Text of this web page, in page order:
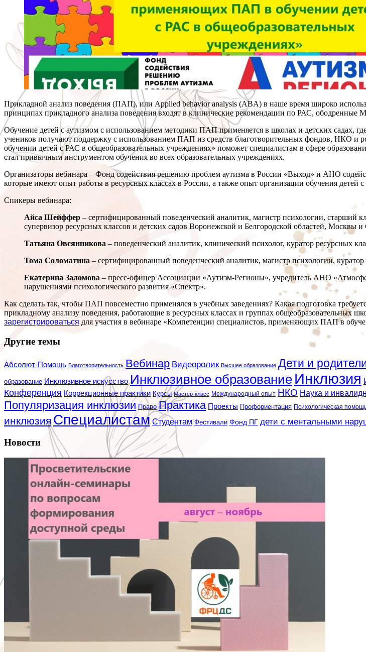
Прикладной анализ поведения (ПАП), или Applied behavior analysis (ABA) в наше время широко
принципах прикладного анализа поведения входят в клинические рекомендации по РАС, ободренные
Обучение детей с аутизмом с использованием методики ПАП применяется в школах и детских садах,
учеников получают поддержку с использованием ПАП из средств благотворительных фондов, НКО
обучении детей с РАС в общеобразовательных учреждениях» поможет специалистам в сфере
стал привычным инструментом обучения во всех образовательных учреждениях.
Организаторы вебинара – Фонд содействия решению проблем аутизма в России «Выход» и АНО
которые имеют опыт работы в ресурсных классах в России, а также опыт организации обучения детей
Спикеры вебинара:
Айса Шейффер– сертифицированный поведенческий аналитик, магистр психологии,
супервизор ресурсных классов и детских садов Воронежской и Белгородской областей, Москвы и
Татьяна Овсянникова – поведенческий аналитик, клинический психолог, куратор ресурсных
Тома Соломатина – сертифицированный поведенческий аналитик, магистр психологии,
Екатерина Заломова – пресс-офицер Ассоциации «Аутизм-Регионы», учредитель АНО
нарушениями психологического развития «Спектр».
Как сделать так, чтобы ПАП повсеместно применялся в учебных заведениях? Какая подготовка
прикладному анализу поведения, работающие в ресурсных классах и группах общеобразовательных
зарегистрироваться для участия в вебинаре «Компетенции специалистов, применяющих ПАП в
Другие темы
Абсолют-Помощь Благотворительность Вебинар Видеоролик Высшее образование Дети и
образование Инклюзивное искусство Инклюзивное образование Инклюзия
Конференция Коррекционные практики Курсы Мастер-класс Международный опыт НКО Наука и
Популяризация инклюзии Право Практика Проекты Профориентация Психологическая
инклюзия Специалистам Студентам Фестивали Фонд ПГ дети с ментальными
Новости